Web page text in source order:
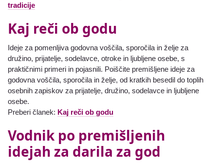
tradicije
Kaj reči ob godu
Ideje za pomenljiva godovna voščila, sporočila in želje za
družino, prijatelje, sodelavce, otroke in ljubljene osebe, s
praktičnimi primeri in pojasnili. Poiščite premišljene ideje za
godovna voščila, sporočila in želje, od kratkih besedil do toplih
osebnih zapiskov za prijatelje, družino, sodelavce in ljubljene
osebe.
Preberi članek: Kaj reči ob godu
Vodnik po premišljenih
idejah za darila za god